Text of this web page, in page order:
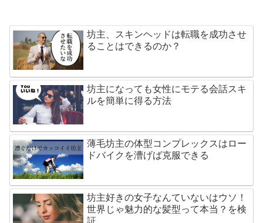
坊主、スキンヘッドは転職を成功させ
ることはできるのか？
坊主になっても女性にモテる会話スキ
ルを簡単に得る方法
薄毛坊主の体型コンプレックスはロー
ドバイクを漕げば克服できる
坊主好きの女子なんていないはウソ！
世界じゃ魅力的な髪型って本当？を検